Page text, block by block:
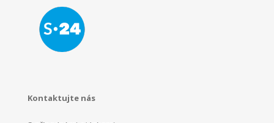
Kontaktujte nás